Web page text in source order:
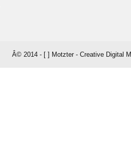
Â© 2014 - [ ] Motzter - Creative Digital